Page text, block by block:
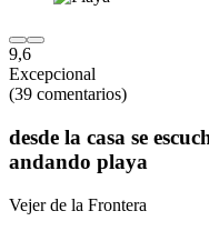
9,6
Excepcional
(39 comentarios)
desde la casa se
andando playa
Vejer de la Frontera